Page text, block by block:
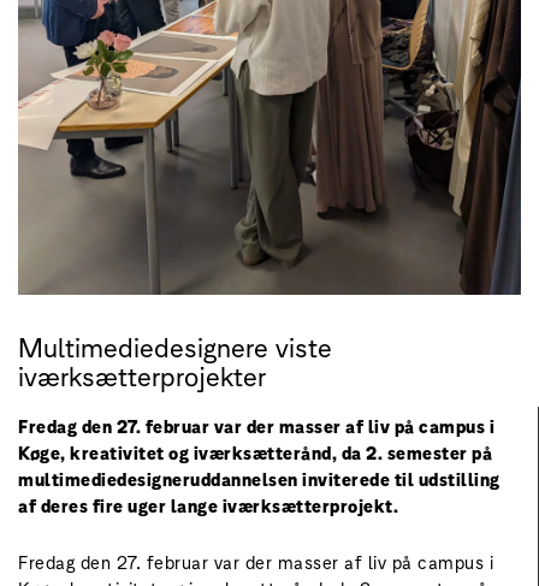
Multimediedesignere viste
iværksætterprojekter
Fredag den 27. februar var der masser af liv på campus i
Køge, kreativitet og iværksætterånd, da 2. semester på
multimediedesigneruddannelsen inviterede til udstilling
af deres fire uger lange iværksætterprojekt.
Fredag den 27. februar var der masser af liv på campus i